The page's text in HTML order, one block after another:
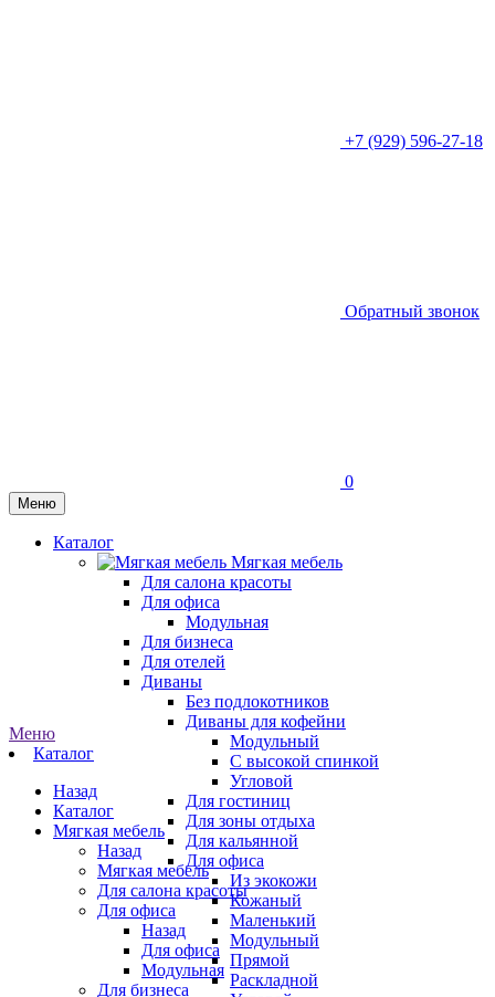
+7 (929) 596-27-18
Обратный звонок
0
Меню
Каталог
Мягкая мебель
Для салона красоты
Для офиса
Модульная
Для бизнеса
Для отелей
Диваны
Без подлокотников
Диваны для кофейни
Модульный
С высокой спинкой
Угловой
Для гостиниц
Для зоны отдыха
Для кальянной
Для офиса
Из экокожи
Кожаный
Маленький
Модульный
Прямой
Раскладной
Меню
Каталог
Назад
Каталог
Мягкая мебель
Назад
Мягкая мебель
Для салона красоты
Для офиса
Назад
Для офиса
Модульная
Для бизнеса